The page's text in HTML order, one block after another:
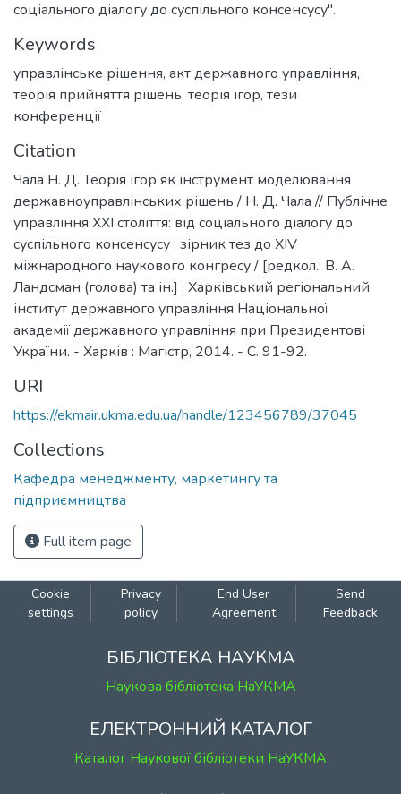
соціального діалогу до суспільного консенсусу".
Keywords
управлінське рішення, акт державного управління,
теорія прийняття рішень, теорія ігор, тези
конференції
Citation
Чала Н. Д. Теорія ігор як інструмент моделювання
державноуправлінських рішень / Н. Д. Чала // Публічне
управління ХХІ століття: від соціального діалогу до
суспільного консенсусу : зірник тез до XІV
міжнародного наукового конгресу / [редкол.: В. А.
Ландсман (голова) та ін.] ; Харківський регіональний
інститут державного управління Національної
академії державного управління при Президентові
України. - Харків : Магістр, 2014. - С. 91-92.
URI
https://ekmair.ukma.edu.ua/handle/123456789/37045
Collections
Кафедра менеджменту, маркетингу та
підприємництва
Full item page
Cookie
settings
Privacy
policy
End User
Agreement
Send
Feedback
БІБЛІОТЕКА НАУКМА
Наукова бібліотека НаУКМА
ЕЛЕКТРОННИЙ КАТАЛОГ
Каталог Наукової бібліотеки НаУКМА